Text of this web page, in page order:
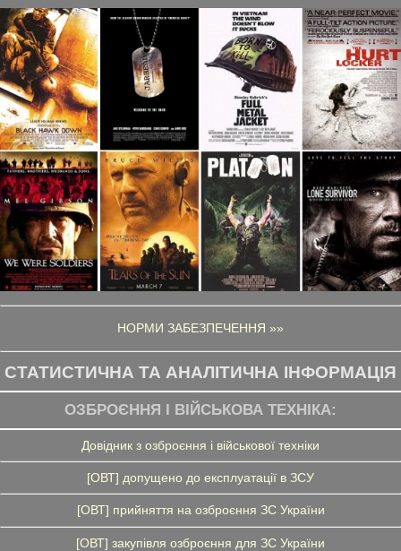
НОРМИ ЗАБЕЗПЕЧЕННЯ »»
СТАТИСТИЧНА ТА АНАЛІТИЧНА ІНФОРМАЦІЯ
ОЗБРОЄННЯ І ВІЙСЬКОВА ТЕХНІКА:
Довідник з озброєння і військової техніки
[ОВТ] допущено до експлуатації в ЗСУ
[ОВТ] прийняття на озброєння ЗС України
[ОВТ] закупівля озброєння для ЗС України